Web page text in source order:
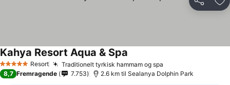
Del
5 Stjerner Resort Traditionelt tyrkisk hammam og spa
Kahya Resort Aqua & Spa
8,7 Fremragende 7.753 2.6 km til Sealanya Dolphin Park